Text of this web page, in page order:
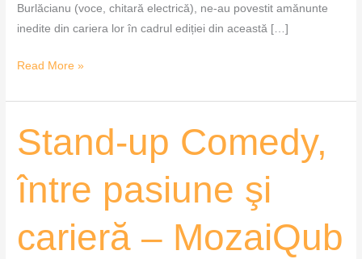
Burlăcianu (voce, chitară electrică), ne-au povestit amănunte
inedite din cariera lor în cadrul ediției din această […]
Read More »
Stand-up Comedy,
între pasiune şi
carieră – MozaiQub
Stand-
up
între
şi
carieră